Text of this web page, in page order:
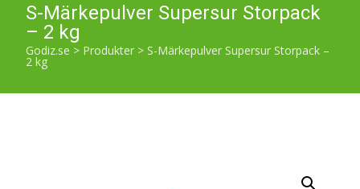
S-Märkepulver Supersur Storpack
– 2 kg
Godiz.se > Produkter > S-Märkepulver Supersur Storpack –
2 kg